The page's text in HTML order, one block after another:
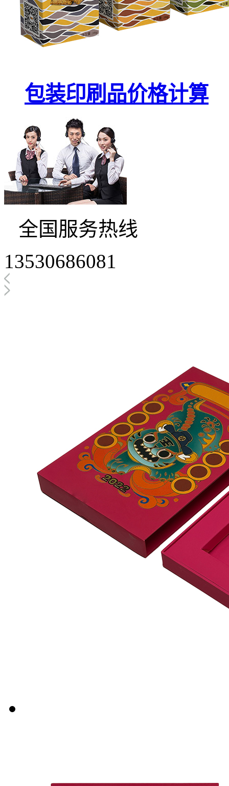
包装印刷品价格计算
全国服务热线
13530686081